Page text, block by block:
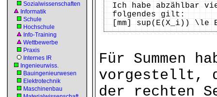
Sozialwissenschaften
Informatik
Schule
Hochschule
Info-Training
Wettbewerbe
Praxis
Internes IR
Ingenieurwiss.
Bauingenieurwesen
Elektrotechnik
Maschinenbau
Ich habe abzählbar
folgendes gilt:
[mm] sup(E(X_i)) \le
Für Summen
vorgestellt,
der rechten